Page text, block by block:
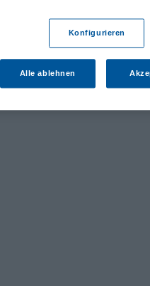
Konfigurieren
Alle ablehnen